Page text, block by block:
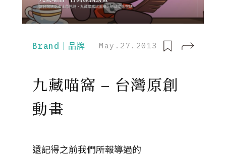
Brand｜品牌 May.27.2013
九藏喵窩 – 台灣原創
動畫
還記得之前我們所報導過的